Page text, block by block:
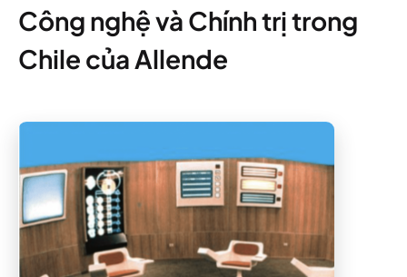
Công nghệ và Chính trị trong
Chile của Allende